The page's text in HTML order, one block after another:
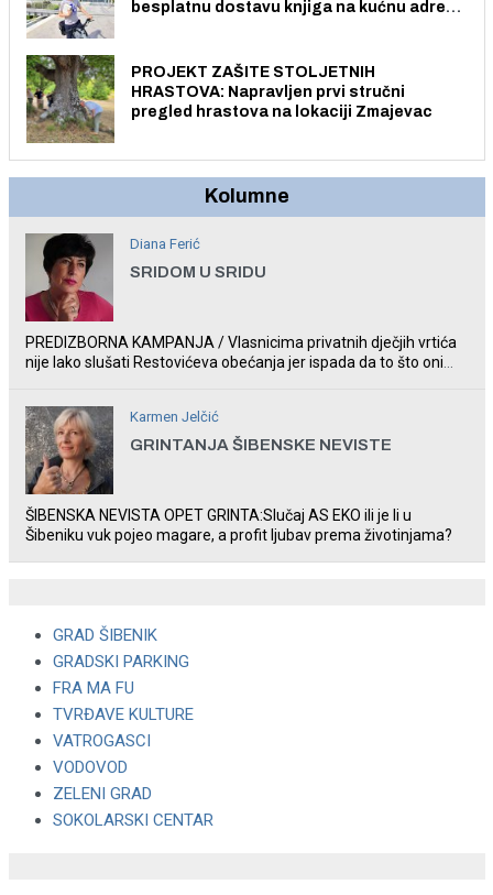
besplatnu dostavu knjiga na kućnu adresu
PROJEKT ZAŠITE STOLJETNIH
HRASTOVA: Napravljen prvi stručni
pregled hrastova na lokaciji Zmajevac
Kolumne
Diana Ferić
SRIDOM U SRIDU
PREDIZBORNA KAMPANJA / Vlasnicima privatnih dječjih vrtića
nije lako slušati Restovićeva obećanja jer ispada da to što oni
Karmen Jelčić
GRINTANJA ŠIBENSKE NEVISTE
ŠIBENSKA NEVISTA OPET GRINTA:Slučaj AS EKO ili je li u
Šibeniku vuk pojeo magare, a profit ljubav prema životinjama?
GRAD ŠIBENIK
GRADSKI PARKING
FRA MA FU
TVRĐAVE KULTURE
VATROGASCI
VODOVOD
ZELENI GRAD
SOKOLARSKI CENTAR